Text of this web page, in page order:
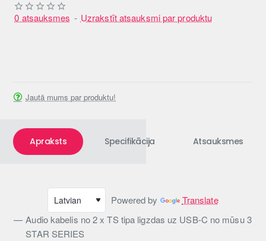
0 atsauksmes - Uzrakstīt atsauksmi par produktu
Jautā mums par produktu!
Apraksts Specifikācija Atsauksmes
Powered by
Translate
Audio kabelis no 2 x TS tipa ligzdas uz USB-C no mūsu 3
STAR SERIES